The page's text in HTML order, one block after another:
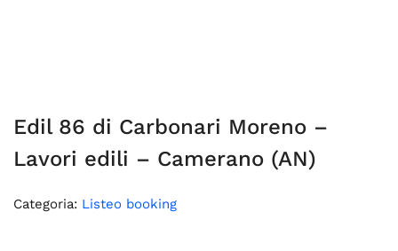
Edil 86 di Carbonari Moreno –
Lavori edili – Camerano (AN)
Categoria: Listeo booking